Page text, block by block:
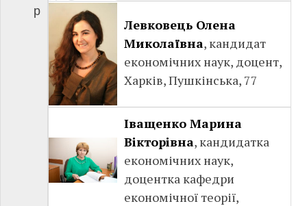
р
Левковець Олена
Миколаївна, кандидат
економічних наук, доцент,
Харків, Пушкінська, 77
Іващенко Марина
Вікторівна, кандидатка
економічних наук,
доцентка кафедри
економічної теорії,